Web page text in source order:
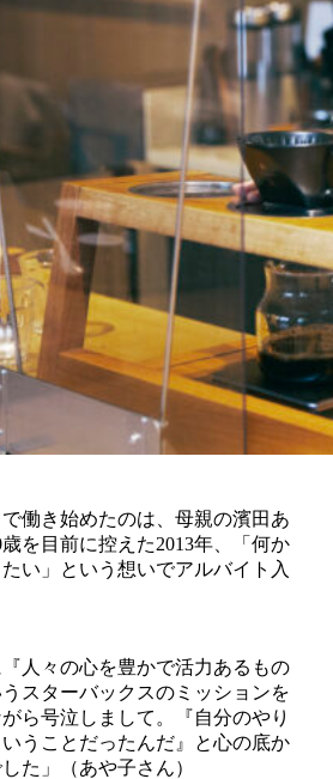
働き始めたのは、母親の濱田あ
を目前に控えた2013年、「何か
い」という想いでアルバイト入
『人々の心を豊かで活力あるもの
スターバックスのミッションを
ら号泣しまして。『自分のやり
うことだったんだ』と心の底か
た」（あや子さん）